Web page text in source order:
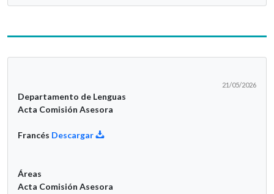
21/05/2026
Departamento de Lenguas
Acta Comisión Asesora
Francés Descargar
Áreas
Acta Comisión Asesora